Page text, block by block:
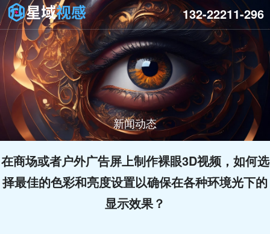
新闻动态
132-22211-296
在商场或者户外广告屏上制作裸眼3D视频，如何选
择最佳的色彩和亮度设置以确保在各种环境光下的
显示效果？